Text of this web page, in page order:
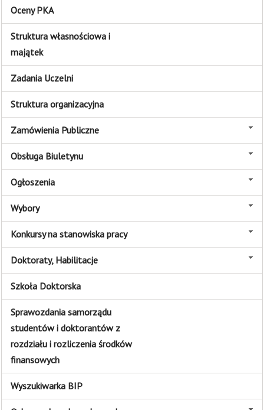
Oceny PKA
Struktura własnościowa i
majątek
Zadania Uczelni
Struktura organizacyjna
Zamówienia Publiczne
Obsługa Biuletynu
Ogłoszenia
Wybory
Konkursy na stanowiska pracy
Doktoraty, Habilitacje
Szkoła Doktorska
Sprawozdania samorządu
studentów i doktorantów z
rozdziału i rozliczenia środków
finansowych
Wyszukiwarka BIP